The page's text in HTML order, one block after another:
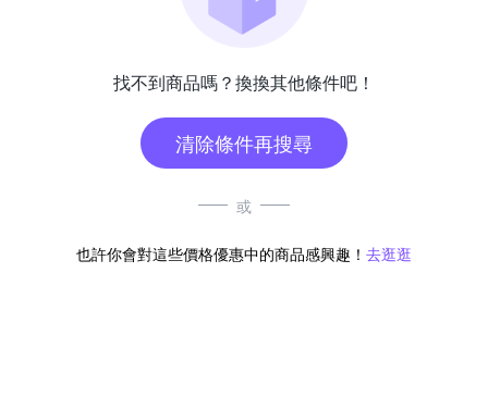
找不到商品嗎？換換其他條件吧！
清除條件再搜尋
或
也許你會對這些價格優惠中的商品感興趣！ 去逛逛